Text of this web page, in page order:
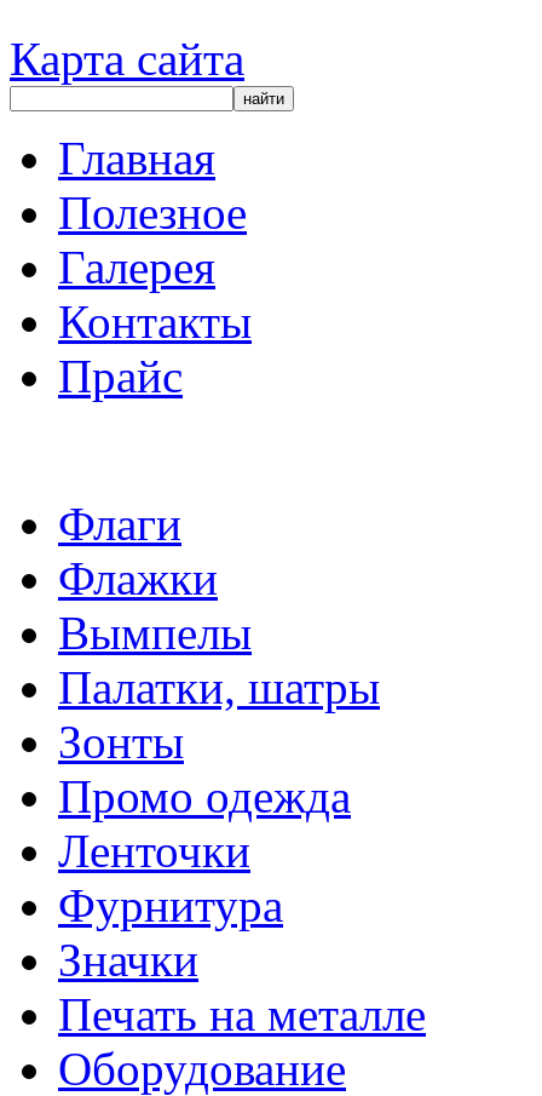
Карта сайта
Главная
Полезное
Галерея
Контакты
Прайс
Флаги
Флажки
Вымпелы
Палатки, шатры
Зонты
Промо одежда
Ленточки
Фурнитура
Значки
Печать на металле
Оборудование